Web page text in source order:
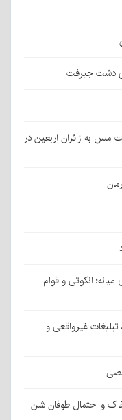
دشت جیرفت
به زائران اربعین در
انکوتی و قوام
غیرواقعی و
و احتمال طوفان شن